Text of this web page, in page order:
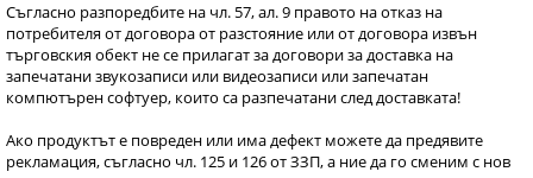
Съгласно разпоредбите на чл. 57, ал. 9 правото на отказ на
потребителя от договора от разстояние или от договора извън
търговския обект не се прилагат за договори за доставка на
запечатани звукозаписи или видеозаписи или запечатан
компютърен софтуер, които са разпечатани след доставката!
Ако продуктът е повреден или има дефект можете да предявите
рекламация, съгласно чл. 125 и 126 от ЗЗП, а ние да го сменим с нов